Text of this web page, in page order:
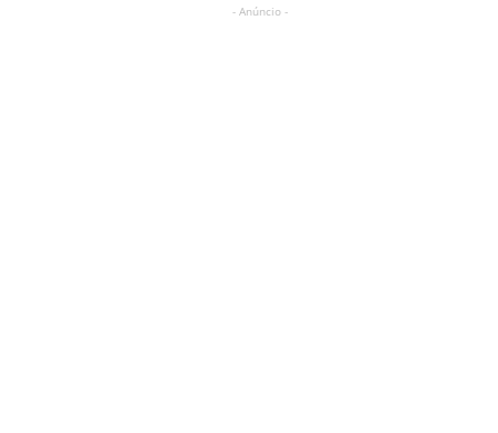
- Anúncio -